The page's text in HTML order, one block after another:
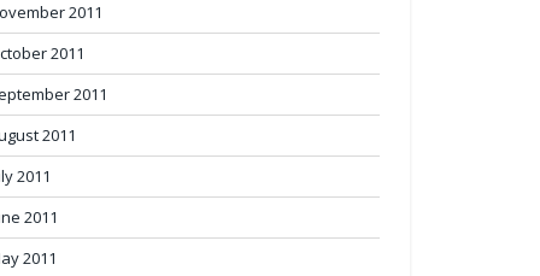
2011
2011
2011
2011
2011
2011
2011